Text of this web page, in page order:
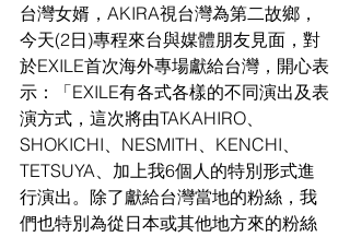
台灣女婿，AKIRA視台灣為第二故鄉，
今天(2日)專程來台與媒體朋友見面，對
於EXILE首次海外專場獻給台灣，開心表
示：「EXILE有各式各樣的不同演出及表
演方式，這次將由TAKAHIRO、
SHOKICHI、NESMITH、KENCHI、
TETSUYA、加上我6個人的特別形式進
行演出。除了獻給台灣當地的粉絲，我
們也特別為從日本或其他地方來的粉絲